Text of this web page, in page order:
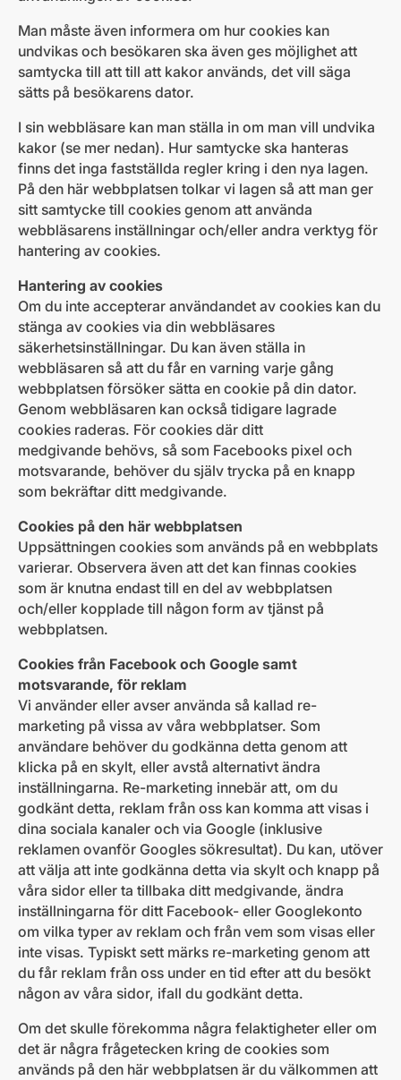
Man måste även informera om hur cookies kan
undvikas och besökaren ska även ges möjlighet att
samtycka till att till att kakor används, det vill säga
sätts på besökarens dator.
I sin webbläsare kan man ställa in om man vill undvika
kakor (se mer nedan). Hur samtycke ska hanteras
finns det inga fastställda regler kring i den nya lagen.
På den här webbplatsen tolkar vi lagen så att man ger
sitt samtycke till cookies genom att använda
webbläsarens inställningar och/eller andra verktyg för
hantering av cookies.
Hantering av cookies
Om du inte accepterar användandet av cookies kan du
stänga av cookies via din webbläsares
säkerhetsinställningar. Du kan även ställa in
webbläsaren så att du får en varning varje gång
webbplatsen försöker sätta en cookie på din dator.
Genom webbläsaren kan också tidigare lagrade
cookies raderas. För cookies där ditt
medgivande behövs, så som Facebooks pixel och
motsvarande, behöver du själv trycka på en knapp
som bekräftar ditt medgivande.
Cookies på den här webbplatsen
Uppsättningen cookies som används på en webbplats
varierar. Observera även att det kan finnas cookies
som är knutna endast till en del av webbplatsen
och/eller kopplade till någon form av tjänst på
webbplatsen.
Cookies från Facebook och Google samt
motsvarande, för reklam
Vi använder eller avser använda så kallad re-
marketing på vissa av våra webbplatser. Som
användare behöver du godkänna detta genom att
klicka på en skylt, eller avstå alternativt ändra
inställningarna. Re-marketing innebär att, om du
godkänt detta, reklam från oss kan komma att visas i
dina sociala kanaler och via Google (inklusive
reklamen ovanför Googles sökresultat). Du kan, utöver
att välja att inte godkänna detta via skylt och knapp på
våra sidor eller ta tillbaka ditt medgivande, ändra
inställningarna för ditt Facebook- eller Googlekonto
om vilka typer av reklam och från vem som visas eller
inte visas. Typiskt sett märks re-marketing genom att
du får reklam från oss under en tid efter att du besökt
någon av våra sidor, ifall du godkänt detta.
Om det skulle förekomma några felaktigheter eller om
det är några frågetecken kring de cookies som
används på den här webbplatsen är du välkommen att